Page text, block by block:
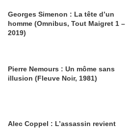
Georges Simenon : La tête d’un
homme (Omnibus, Tout Maigret 1 –
2019)
Pierre Nemours : Un môme sans
illusion (Fleuve Noir, 1981)
Alec Coppel : L’assassin revient